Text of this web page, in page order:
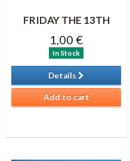
FRIDAY THE 13TH
1,00 €
In Stock
Details
Add to cart